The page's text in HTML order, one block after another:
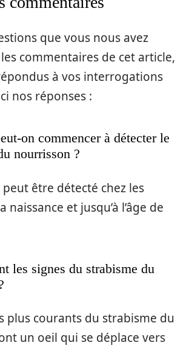
que vous nous avez
commentaires de cet article,
à vos interrogations
nos réponses :
on commencer à détecter le
nourrisson ?
être détecté chez les
naissance et jusqu’à l’âge de
les signes du strabisme du
plus courants du strabisme du
un oeil qui se déplace vers